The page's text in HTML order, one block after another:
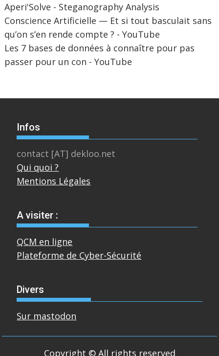
Aperi'Solve - Steganography Analysis
Conscience Artificielle — Et si tout basculait sans
qu’on s’en rende compte ? - YouTube
Les 7 bases de données à connaître pour pas
passer pour un con - YouTube
Infos
contact [AT] dekloo.net
Qui quoi ?
Mentions Légales
A visiter :
QCM en ligne
Plateforme de Cyber-Sécurité
Divers
Sur mastodon
Copyright © All rights reserved